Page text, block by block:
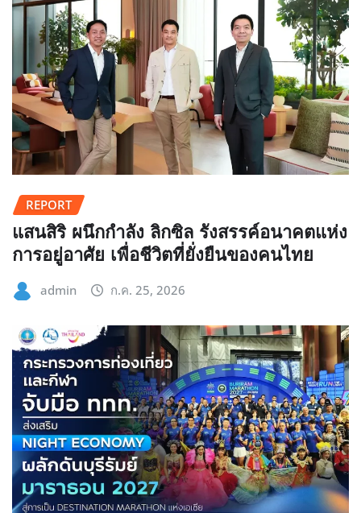
REPORT
แสนสิริ ผนึกกำลัง ลิกซิล รังสรรค์อนาคตแห่ง
การอยู่อาศัย เพื่อชีวิตที่ยั่งยืนของคนไทย
admin ก.ค. 25, 2026